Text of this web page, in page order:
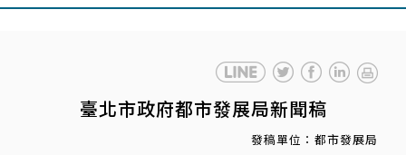
臺北市政府都市發展局新聞稿
發稿單位：都市發展局